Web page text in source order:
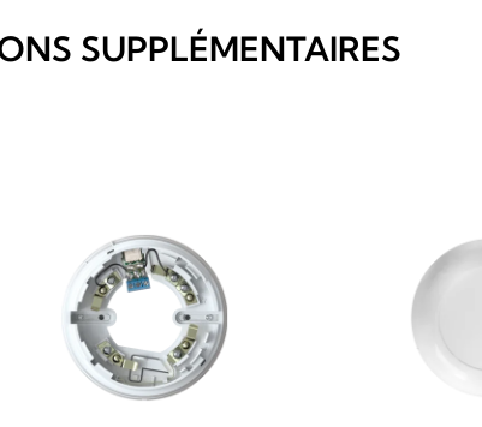
SUPPLÉMENTAIRES